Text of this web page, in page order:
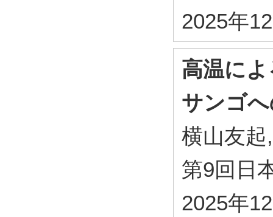
2025年
高温に
サンゴ
横山友
第9回日
2025年